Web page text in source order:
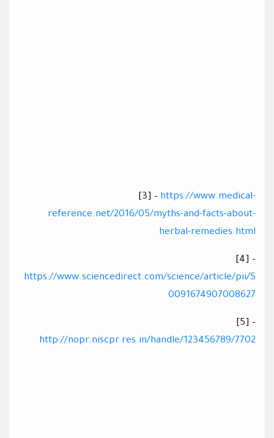
[3] – https://www.medical-
reference.net/2016/05/myths-and-facts-about-
herbal-remedies.html
[4] –
https://www.sciencedirect.com/science/article/pii/S
0091674907008627
[5] –
http://nopr.niscpr.res.in/handle/123456789/7702